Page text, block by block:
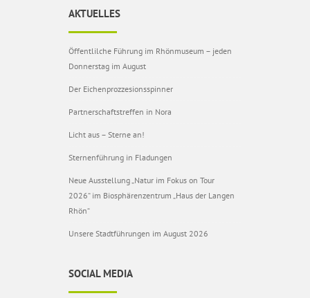
AKTUELLES
Öffentlilche Führung im Rhönmuseum – jeden
Donnerstag im August
Der Eichenprozzesionsspinner
Partnerschaftstreffen in Nora
Licht aus – Sterne an!
Sternenführung in Fladungen
Neue Ausstellung „Natur im Fokus on Tour
2026“ im Biosphärenzentrum „Haus der Langen
Rhön“
Unsere Stadtführungen im August 2026
SOCIAL MEDIA